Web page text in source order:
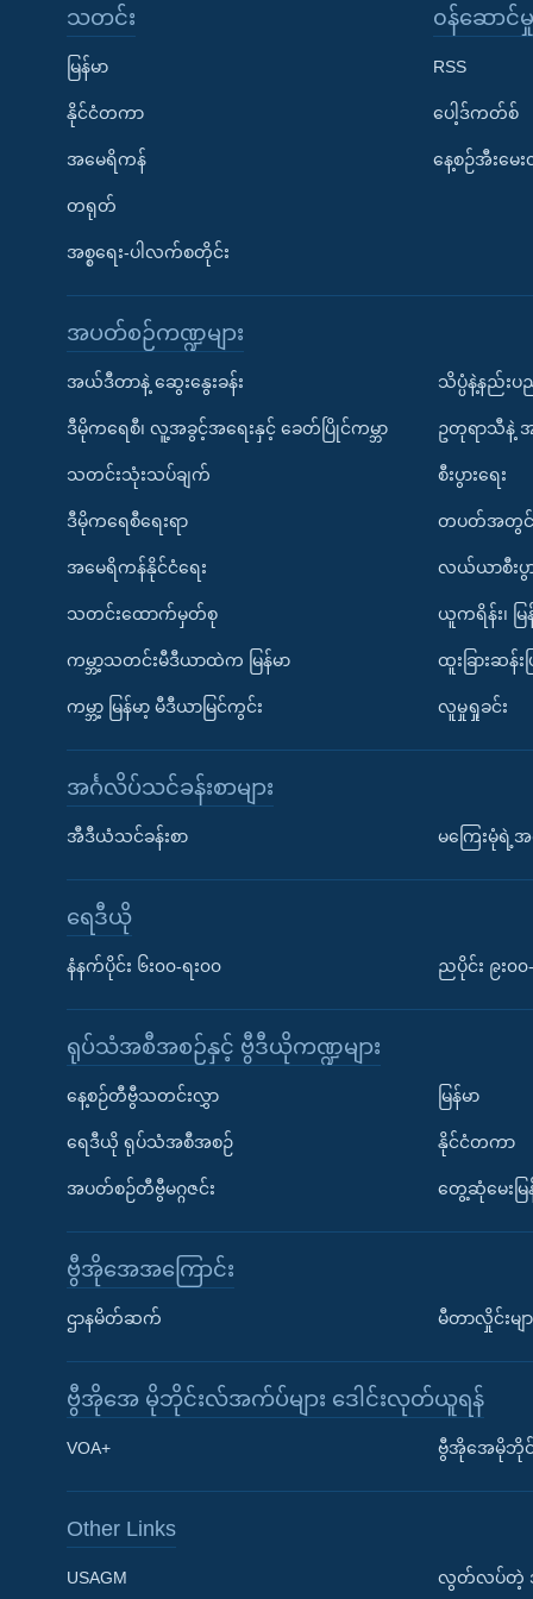
Learning English
သတင်း
မြန်မာ
နိုင်ငံတကာ
အမေရိကန်
တရုတ်
အစ္စရေး-ပါလက်စတိုင်း
၀န်ဆောင်မှု
RSS
ပေါ့ဒ်ကတ်စ်
နေ့စဉ်အီးမ
အပတ်စဉ်ကဏ္ဍများ
အယ်ဒီတာနဲ့ ဆွေးနွေးခန်း
ဒီမိုကရေစီ၊ လူ့အခွင့်အရေးနှင့် ခေတ်ပြိုင်ကမ္ဘာ
သတင်းသုံးသပ်ချက်
ဒီမိုကရေစီရေးရာ
အမေရိကန်နိုင်ငံရေး
သတင်းထောက်မှတ်စု
ကမ္ဘာ့သတင်းမီဒီယာထဲက မြန်မာ
ကမ္ဘာ့ မြန်မာ့ မီဒီယာမြင်ကွင်း
သိပ္ပံနဲ့နည်းပ
ဥတုရာသီနဲ့ အ
စီးပွားရေး
တပတ်အတွင်း
လယ်ယာစီးပွာ
ယူကရိန်း၊ မ
ထူးခြားဆန်း
လူမှုရှုခင်း
အင်္ဂလိပ်သင်ခန်းစာများ
အီဒီယံသင်ခန်းစာ မကြေးမုံရဲ့အ
ရေဒီယို
နံနက်ပိုင်း ၆း၀၀-ရး၀၀ ညပိုင်း ၉း၀၀
ရုပ်သံအစီအစဉ်နှင့် ဗွီဒီယိုကဏ္ဍများ
နေ့စဉ်တီဗွီသတင်းလွှာ
ရေဒီယို ရုပ်သံအစီအစဉ်
အပတ်စဉ်တီဗွီမဂ္ဂဇင်း
မြန်မာ
နိုင်ငံတကာ
တွေ့ဆုံမေးမြန်
ဗွီအိုအေအကြောင်း
ဌာနမိတ်ဆက် မီတာလှိုင်းမျာ
ဗွီအိုအေ မိုဘိုင်းလ်အက်ပ်များ ဒေါင်းလုတ်ယူရန်
VOA+ ဗွီအိုအေမိုဘို
Other Links
USAGM လွတ်လပ်တဲ့ အ